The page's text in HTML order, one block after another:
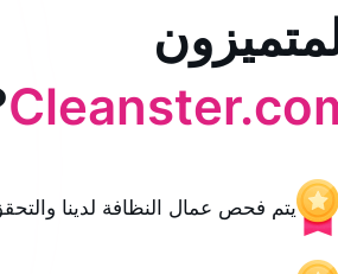
يتم فحص عمال النظافة لدينا